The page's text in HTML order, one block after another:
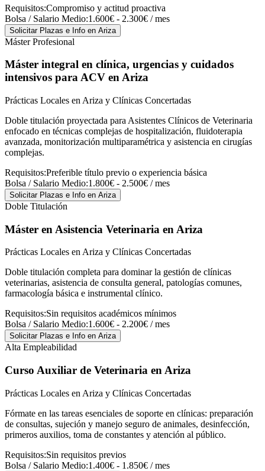
Requisitos:Compromiso y actitud proactiva
Bolsa / Salario Medio:1.600€ - 2.300€ / mes
Solicitar Plazas e Info en Ariza
Máster Profesional
Máster integral en clínica, urgencias y cuidados
intensivos para ACV en Ariza
Prácticas Locales en Ariza y Clínicas Concertadas
Doble titulación proyectada para Asistentes Clínicos de Veterinaria
enfocado en técnicas complejas de hospitalización, fluidoterapia
avanzada, monitorización multiparamétrica y asistencia en cirugías
complejas.
Requisitos:Preferible título previo o experiencia básica
Bolsa / Salario Medio:1.800€ - 2.500€ / mes
Solicitar Plazas e Info en Ariza
Doble Titulación
Máster en Asistencia Veterinaria en Ariza
Prácticas Locales en Ariza y Clínicas Concertadas
Doble titulación completa para dominar la gestión de clínicas
veterinarias, asistencia de consulta general, patologías comunes,
farmacología básica e instrumental clínico.
Requisitos:Sin requisitos académicos mínimos
Bolsa / Salario Medio:1.600€ - 2.200€ / mes
Solicitar Plazas e Info en Ariza
Alta Empleabilidad
Curso Auxiliar de Veterinaria en Ariza
Prácticas Locales en Ariza y Clínicas Concertadas
Fórmate en las tareas esenciales de soporte en clínicas: preparación
de consultas, sujeción y manejo seguro de animales, desinfección,
primeros auxilios, toma de constantes y atención al público.
Requisitos:Sin requisitos previos
Bolsa / Salario Medio:1.400€ - 1.850€ / mes